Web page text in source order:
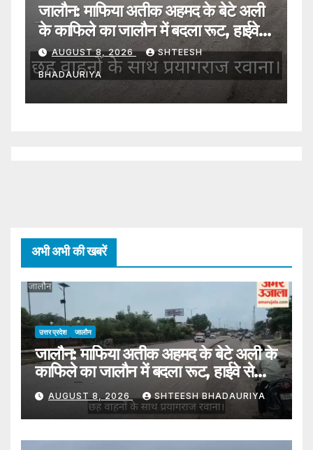
जालौन: माफिया अतीक अहमद के बेटे अली
के काफिले का जालौन में बदला रूट, हाईवे से
प्रयागराज रवाना
AUGUST 8, 2026 SHTEESH
BHADAURIYA
ने
A
By
अभी अभी की खबरें
उत्तर प्रदेश जालौन
जालौन: माफिया अतीक अहमद के बेटे अली के
काफिले का जालौन में बदला रूट, हाईवे से
प्रयागराज रवाना
AUGUST 8, 2026 SHTEESH BHADAURIYA